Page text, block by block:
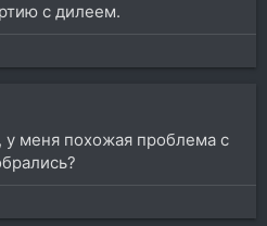
с дилеем.
меня похожая проблема с